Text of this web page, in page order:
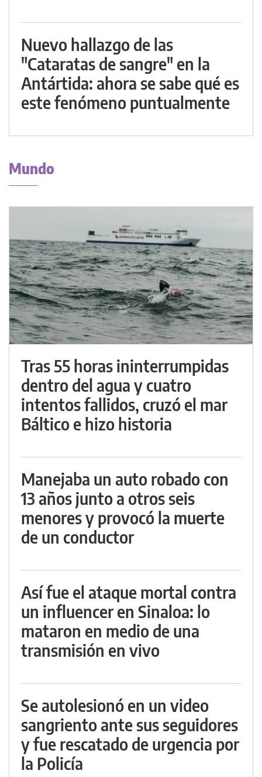
Nuevo hallazgo de las
"Cataratas de sangre" en la
Antártida: ahora se sabe qué es
este fenómeno puntualmente
Mundo
Tras 55 horas ininterrumpidas
dentro del agua y cuatro
intentos fallidos, cruzó el mar
Báltico e hizo historia
Manejaba un auto robado con
13 años junto a otros seis
menores y provocó la muerte
de un conductor
Así fue el ataque mortal contra
un influencer en Sinaloa: lo
mataron en medio de una
transmisión en vivo
Se autolesionó en un video
sangriento ante sus seguidores
y fue rescatado de urgencia por
la Policía